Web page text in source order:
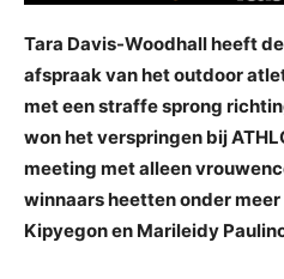
Tara Davis-Woodhall heeft
afspraak van het outdoor
met een straffe sprong
won het verspringen bij
meeting met alleen
winnaars heetten onder
Kipyegon en Marileidy